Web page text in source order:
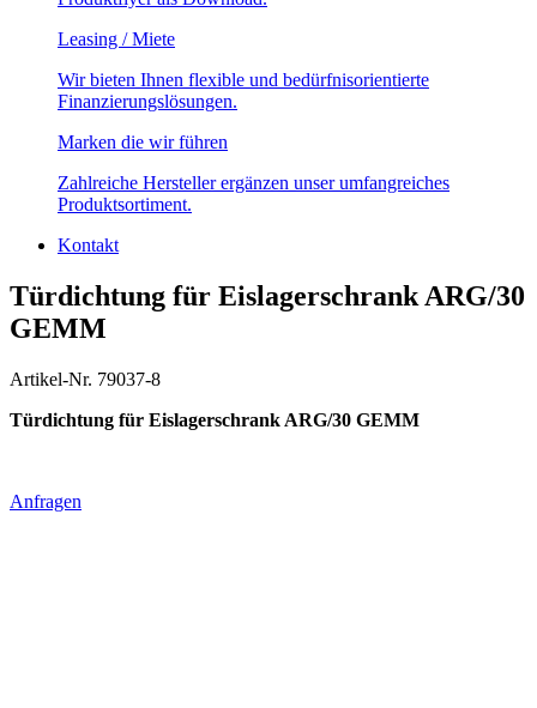
Leasing / Miete
Wir bieten Ihnen flexible und bedürfnisorientierte
Finanzierungslösungen.
Marken die wir führen
Zahlreiche Hersteller ergänzen unser umfangreiches
Produktsortiment.
Kontakt
Türdichtung für Eislagerschrank ARG/30
GEMM
Artikel-Nr. 79037-8
Türdichtung für Eislagerschrank ARG/30 GEMM
Anfragen